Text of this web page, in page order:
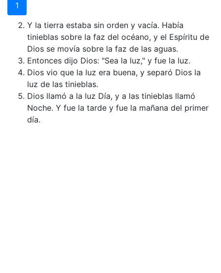
1
Y la tierra estaba sin orden y vacía. Había
tinieblas sobre la faz del océano, y el Espíritu de
Dios se movía sobre la faz de las aguas.
Entonces dijo Dios: "Sea la luz," y fue la luz.
Dios vio que la luz era buena, y separó Dios la
luz de las tinieblas.
Dios llamó a la luz Día, y a las tinieblas llamó
Noche. Y fue la tarde y fue la mañana del primer
día.